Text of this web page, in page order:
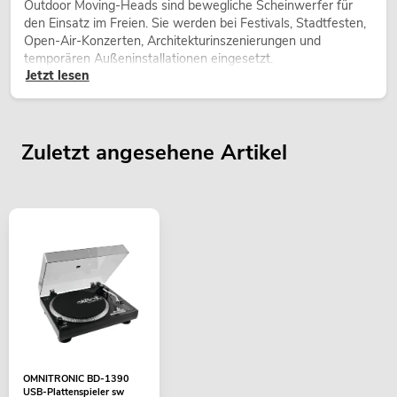
Outdoor Moving-Heads sind bewegliche Scheinwerfer für
den Einsatz im Freien. Sie werden bei Festivals, Stadtfesten,
Open-Air-Konzerten, Architekturinszenierungen und
temporären Außeninstallationen eingesetzt.
Jetzt lesen
Zuletzt angesehene Artikel
OMNITRONIC BD-1390
USB-Plattenspieler sw